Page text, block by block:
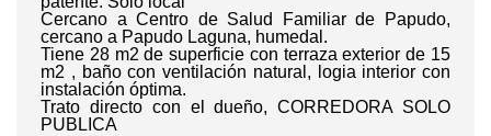
Cercano a Centro de Salud Familiar de Papudo,
cercano a Papudo Laguna, humedal.
Tiene 28 m2 de superficie con terraza exterior de 15
m2 , baño con ventilación natural, logia interior con
instalación óptima.
Trato directo con el dueño, CORREDORA SOLO
PUBLICA